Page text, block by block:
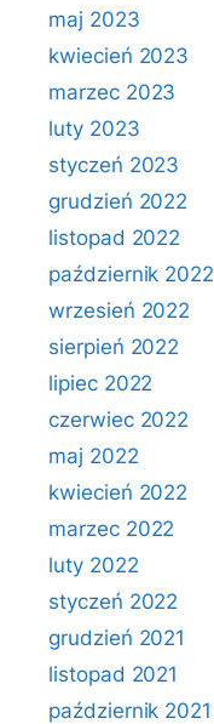
maj 2023
kwiecień 2023
marzec 2023
luty 2023
styczeń 2023
grudzień 2022
listopad 2022
październik 2022
wrzesień 2022
sierpień 2022
lipiec 2022
czerwiec 2022
maj 2022
kwiecień 2022
marzec 2022
luty 2022
styczeń 2022
grudzień 2021
listopad 2021
październik 2021